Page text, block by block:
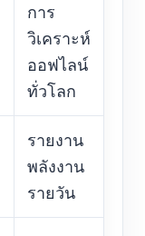
การ
วิเคราะห์
ออฟไลน์
ทั่วโลก
รายงาน
พลังงาน
รายวัน